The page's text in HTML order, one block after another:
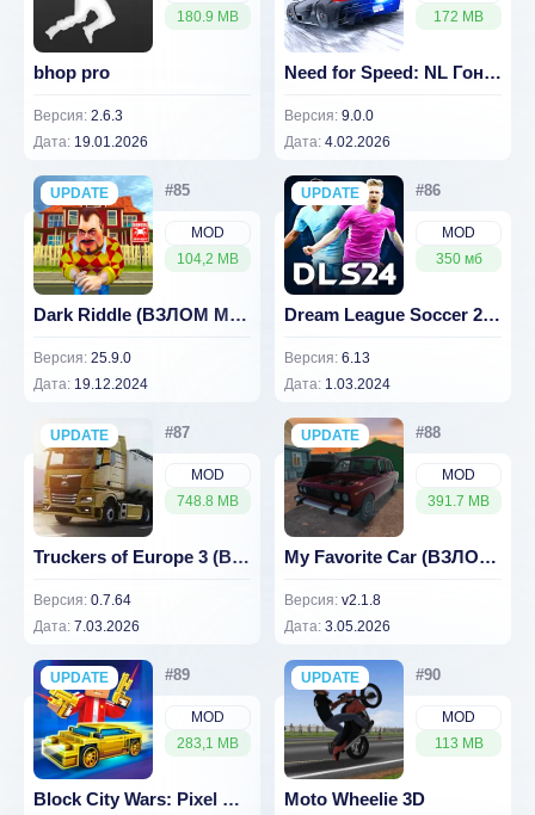
180.9 MB
bhop pro
Версия: 2.6.3
Дата: 19.01.2026
172 MB
Need for Speed: NL Гонки v 9.0.0
Версия: 9.0.0
Дата: 4.02.2026
MOD
104,2 MB
UPDATE
NEW
Dark Riddle (ВЗЛОМ Много Денег)
Версия: 25.9.0
Дата: 19.12.2024
MOD
350 мб
UPDATE
NEW
Dream League Soccer 2017 v 6.13 [ВЗЛОМ много денег]
Версия: 6.13
Дата: 1.03.2024
MOD
748.8 MB
UPDATE
NEW
Truckers of Europe 3 (ВЗЛОМ Много Денег)
Версия: 0.7.64
Дата: 7.03.2026
MOD
391.7 MB
UPDATE
NEW
My Favorite Car (ВЗЛОМ Бесплатные покупки)
Версия: v2.1.8
Дата: 3.05.2026
MOD
283,1 MB
UPDATE
NEW
Block City Wars: Pixel Shooter with Battle Royale v 7.3.1 [ВЗЛОМ: Много денег]
MOD
113 MB
UPDATE
NEW
Moto Wheelie 3D